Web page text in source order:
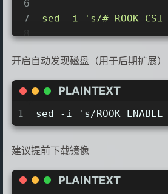
6
7
8
10
11
12
13
14
16
sed -i 's/#
sed -i 's/#
sed -i 's/#
开启自动发现磁盘（用于后期扩展）
PLAINTEXT
1 sed -i 's/
建议提前下载镜像
PLAINTEXT